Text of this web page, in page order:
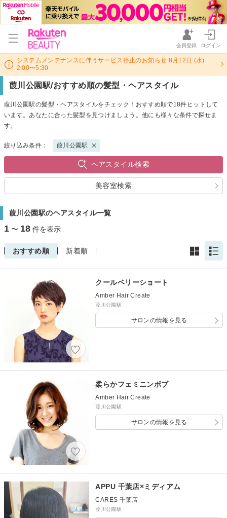
会員登録 ログイン
システムメンテナンスに伴うサービス停止のお知らせ 8月12日 (水)
2:00〜5:30
葭川公園駅/おすすめ順の髪型・ヘアスタイル
葭川公園駅の髪型・ヘアスタイルをチェック！おすすめ順で18件ヒットして
います。あなたに合った髪型を見つけましょう。他にも様々な条件で探せま
す。
絞り込み条件： 葭川公園駅
ヘアスタイル検索
美容室検索
葭川公園駅のヘアスタイル一覧
1 〜 18 件を表示
おすすめ順 新着順
クールベリーショート
Amber Hair Create
葭川公園駅
サロンの情報を見る
柔らかフェミニンボブ
Amber Hair Create
葭川公園駅
サロンの情報を見る
APPU 千葉店×ミディアム
CARES 千葉店
葭川公園駅